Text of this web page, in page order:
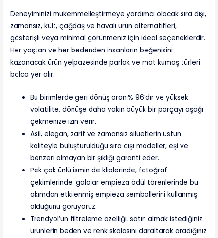
Deneyiminizi mükemmelleştirmeye yardımcı olacak sıra dışı,
zamansız, kült, çağdaş ve havalı ürün alternatifleri,
gösterişli veya minimal görünmeniz için ideal seçeneklerdir.
Her yaştan ve her bedenden insanların beğenisini
kazanacak ürün yelpazesinde parlak ve mat kumaş türleri
bolca yer alır.
Bu birimlerde geri dönüş oranı% 96’dır ve yüksek
volatilite, dönüşe daha yakın büyük bir parçayı aşağı
çekmenize izin verir.
Asil, elegan, zarif ve zamansız silüetlerin üstün
kaliteyle buluşturulduğu sıra dışı modeller, eşi ve
benzeri olmayan bir şıklığı garanti eder.
Pek çok ünlü ismin de kliplerinde, fotoğraf
çekimlerinde, galalar empieza ödül törenlerinde bu
akımdan etkilenmiş empieza sembollerini kullanmış
olduğunu görüyoruz.
Trendyol’un filtreleme özelliği, satın almak istediğiniz
ürünlerin beden ve renk skalasını daraltarak aradığınız